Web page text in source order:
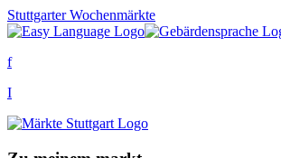
Stuttgarter Wochenmärkte
f
I